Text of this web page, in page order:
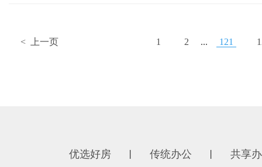
1 2 ... 121
< 上一页
优选好房 传统办公 共享